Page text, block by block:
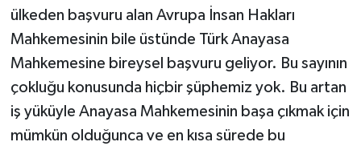
ülkeden başvuru alan Avrupa İnsan Hakları
Mahkemesinin bile üstünde Türk Anayasa
Mahkemesine bireysel başvuru geliyor. Bu sayının
çokluğu konusunda hiçbir şüphemiz yok. Bu artan
iş yüküyle Anayasa Mahkemesinin başa çıkmak için
mümkün olduğunca ve en kısa sürede bu